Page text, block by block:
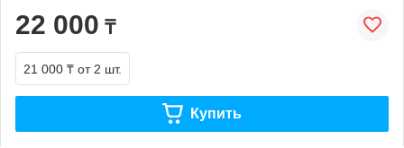
22 000 ₸
21 000 ₸ от 2 шт.
Купить